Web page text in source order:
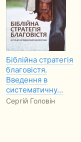
Біблійна стратегія
благовістя.
Введення в
систематичну…
Сергій Головін